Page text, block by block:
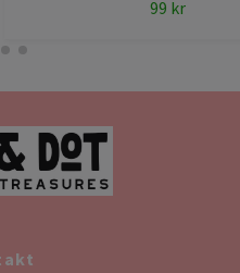
99 kr